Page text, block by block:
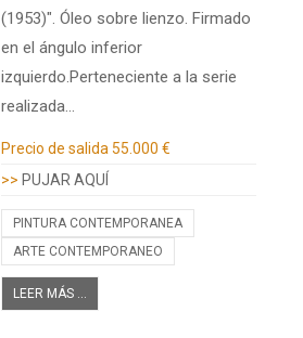
(1953)". Óleo sobre lienzo. Firmado
en el ángulo inferior
izquierdo.Perteneciente a la serie
realizada…
Precio de salida 55.000 €
>> PUJAR AQUÍ
PINTURA CONTEMPORANEA
ARTE CONTEMPORANEO
LEER MÁS ...